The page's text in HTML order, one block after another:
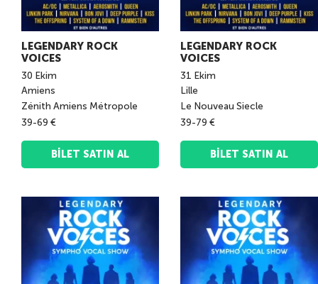
LEGENDARY ROCK
VOICES
30 Ekim
Amiens
Zénith Amiens Métropole
39-69 €
BILET SATIN AL
LEGENDARY ROCK
VOICES
31 Ekim
Lille
Le Nouveau Siecle
39-79 €
BILET SATIN AL